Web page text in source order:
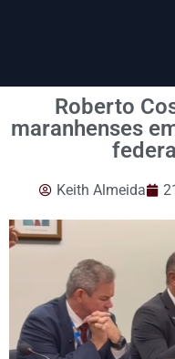
Roberto
maranhenses
Keith Almeida